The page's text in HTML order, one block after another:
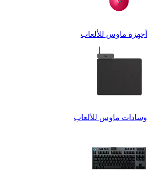
أجهزة ماوس للألعاب
وسادات ماوس للألعاب